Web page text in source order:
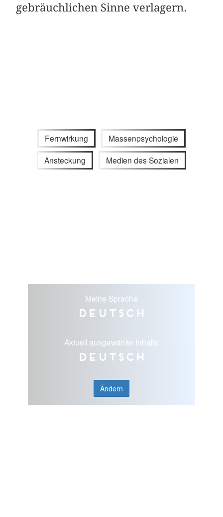
gebräuchlichen Sinne verlagern.
Fernwirkung Massenpsychologie
Ansteckung Medien des Sozialen
Meine Sprache
Deutsch
Aktuell ausgewählte Inhalte
Deutsch
Ändern